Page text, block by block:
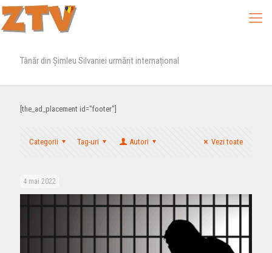
Tânăr din Șimleu Silvaniei urmărit internațional
[the_ad_placement id="footer"]
Categorii Tag-uri Autori Vezi toate
4 mai 2022